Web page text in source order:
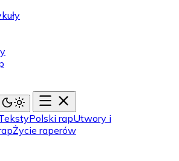
Polski rapUtwory i
Życie raperów